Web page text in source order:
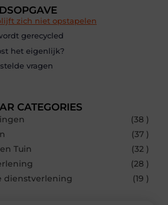
zich niet opstapelen
gerecycled
het eigenlijk?
vragen
CATEGORIES
(38 )
(37 )
Tuin
(32 )
(28 )
dienstverlening
(19 )